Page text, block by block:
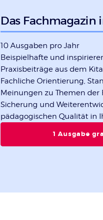
Das Fachmagazin
10 Ausgaben pro Jahr
Beispielhafte und
Praxisbeiträge aus dem
Fachliche Orientierung,
Meinungen zu Themen der
Sicherung und
pädagogischen Qualität in
1 Ausgabe